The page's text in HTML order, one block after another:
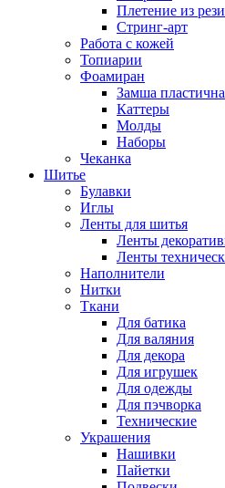
Плетение из
Стринг-арт
Работа с кожей
Топиарии
Фоамиран
Замша
Каттеры
Молды
Наборы
Чеканка
Шитье
Булавки
Иглы
Ленты для шитья
Ленты
Ленты
Наполнители
Нитки
Ткани
Для батика
Для валяния
Для декора
Для игрушек
Для одежды
Для пэчворка
Технические
Украшения
Нашивки
Пайетки